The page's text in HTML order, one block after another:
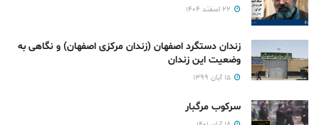
زندان دستگرد اصفهان (زندان مرکزی اصفهان) و نگاهی به
وضعیت این زندان
سرکوب مرگبار